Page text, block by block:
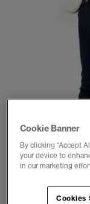
Cookie Banner
By clicking “Accept
your device to
in our marketing
Cookies